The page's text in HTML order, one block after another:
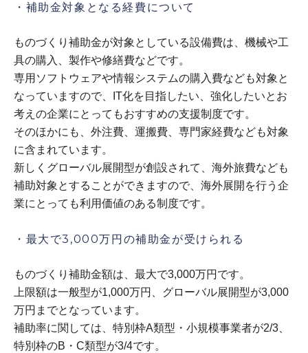
・補助金対象となる経費について
ものづくり補助金が対象としている設備費は、機械や工
具の購入、製作や修繕費などです。
専用ソフトウェアや情報システムの購入費なども対象と
なっていますので、IT化を目指したい、強化したいとお
考えの企業にとってもおすすめの支援制度です。
そのほかにも、外注費、運搬費、専門家経費なども対象
に含まれています。
新しくグローバル展開型が創設されて、海外旅費なども
補助対象とすることができますので、海外展開を行う企
業にとっても利用価値のある制度です。
・最大で3,000万円の補助金が受けられる
ものづくり補助金額は、最大で3,000万円です。
上限額は一般型が1,000万円、グローバル展開型が3,000
万円までとなっています。
補助率に関しては、特別枠A類型・小規模事業者が2/3、
特別枠のB・C類型が3/4です。